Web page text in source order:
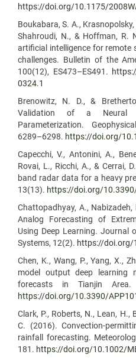
https://doi.org/10.1175/
Boukabara, S. A.,
Shahroudi, N., & Hoffman, R.
artificial intelligence for remote
challenges. Bulletin of the
100(12), ES473–ES491.
0324.1
Brenowitz, N. D., &
Validation of a Neural
Parameterization.
6289–6298. https://doi.org/
Capecchi, V., Antonini, A.,
Rovai, L., Ricchi, A., & Cerrai,
band radar data for a heavy
13(13). https://doi.org/
Chattopadhyay, A.,
Analog Forecasting of
Using Deep Learning. Journal
Systems, 12(2). https://doi.org/
Chen, K., Wang, P., Yang, X.,
model output deep learning
forecasts in Tianjin Area.
https://doi.org/10.3390/
Clark, P., Roberts, N., Lean, H.,
C. (2016). Convection-
rainfall forecasting.
181. https://doi.org/10.1002/